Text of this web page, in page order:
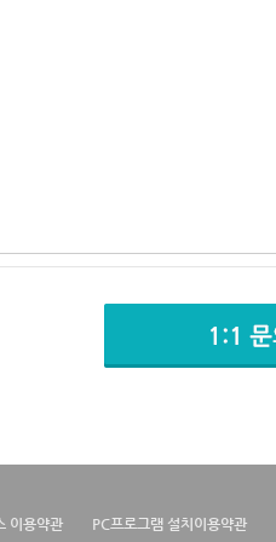
이용약관 PC프로그램 설치이용약관